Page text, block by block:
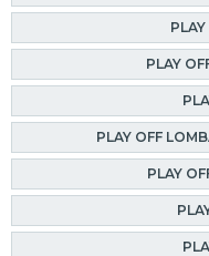
PLAY
PLAY OFF
PLAY